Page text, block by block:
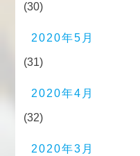
(30)
2020年5月
(31)
2020年4月
(32)
2020年3月